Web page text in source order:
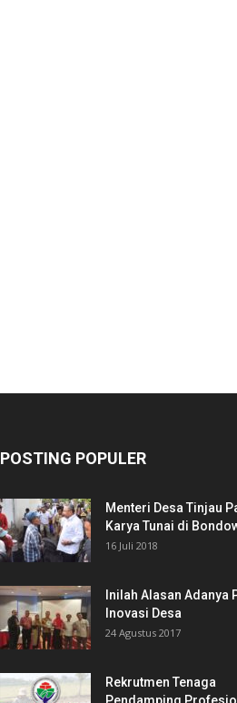
POSTING POPULER
Menteri Desa Tinjau
Karya Tunai di
16 Juli 2018
Inilah Alasan Adanya
Inovasi Desa
24 Agustus 2017
Rekrutmen Tenaga